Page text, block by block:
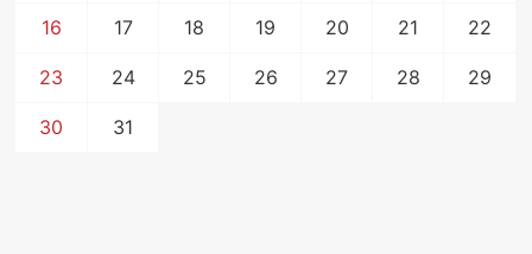
16 17 18 19 20 21 22
23 24 25 26 27 28 29
30 31